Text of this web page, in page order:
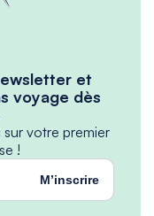
et
voyage dès
votre premier
!
M’inscrire